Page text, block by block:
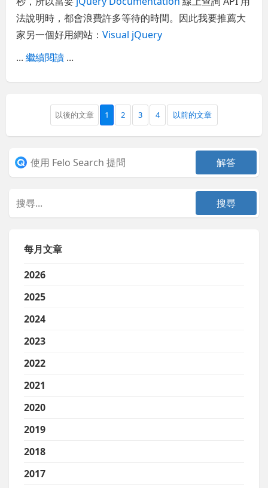
法說明時，都會浪費許多等待的時間。因此我要推薦大
家另一個好用網站：Visual jQuery
...繼續閱讀 ...
以後的文章 1 2 3 4 以前的文章
每月文章
2026
2025
2024
2023
2022
2021
2020
2019
2018
2017